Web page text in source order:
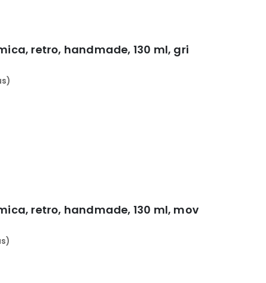
retro, handmade, 130 ml, gri
retro, handmade, 130 ml, mov